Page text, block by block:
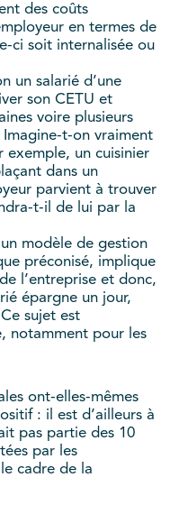
des coûts
en termes de
ci soit internalisée ou
un salarié d’une
son CETU et
voire plusieurs
t-on vraiment
exemple, un cuisinier
dans un
parvient à trouver
t-il de lui par la
modèle de gestion
préconisé, implique
l’entreprise et donc,
épargne un jour,
sujet est
notamment pour les
ont-elles-mêmes
: il est d’ailleurs à
pas partie des 10
par les
cadre de la